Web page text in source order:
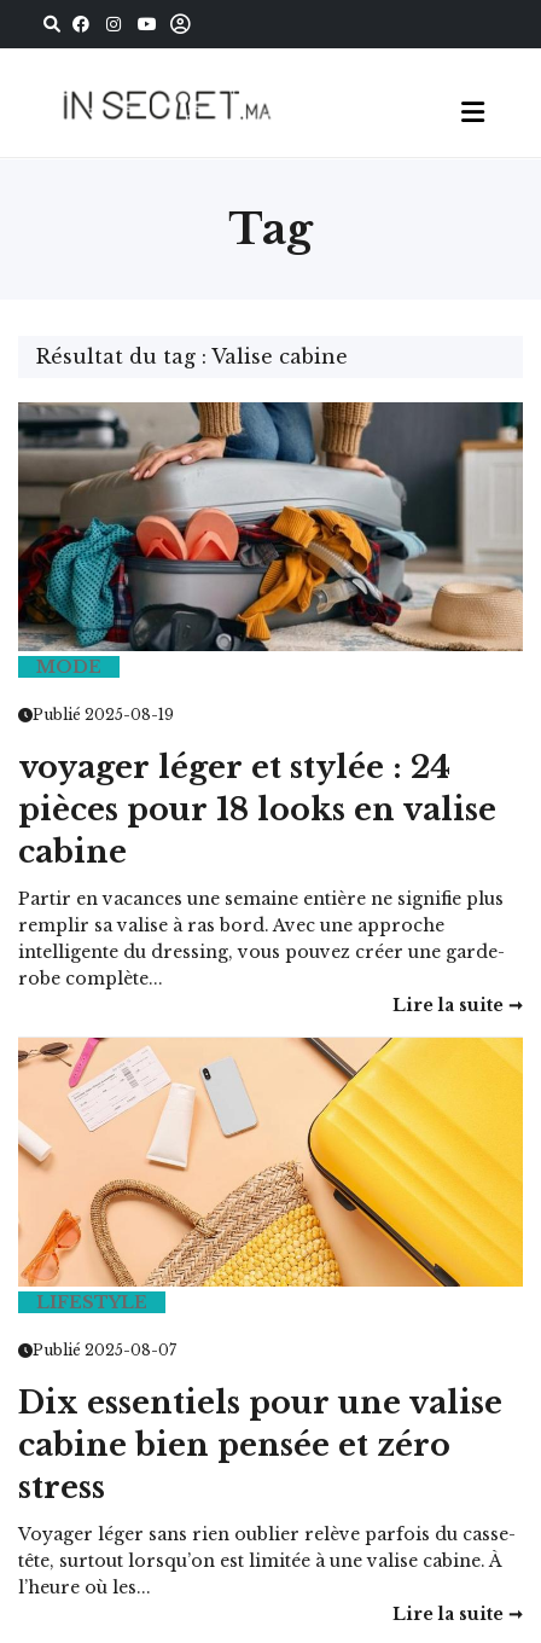
Tag
Résultat du tag : Valise cabine
MODE
Publié 2025-08-19
voyager léger et stylée : 24
pièces pour 18 looks en valise
cabine
Partir en vacances une semaine entière ne signifie plus
remplir sa valise à ras bord. Avec une approche
intelligente du dressing, vous pouvez créer une garde-
robe complète...
Lire la suite ➞
LIFESTYLE
Publié 2025-08-07
Dix essentiels pour une valise
cabine bien pensée et zéro
stress
Voyager léger sans rien oublier relève parfois du casse-
tête, surtout lorsqu’on est limitée à une valise cabine. À
l’heure où les...
Lire la suite ➞